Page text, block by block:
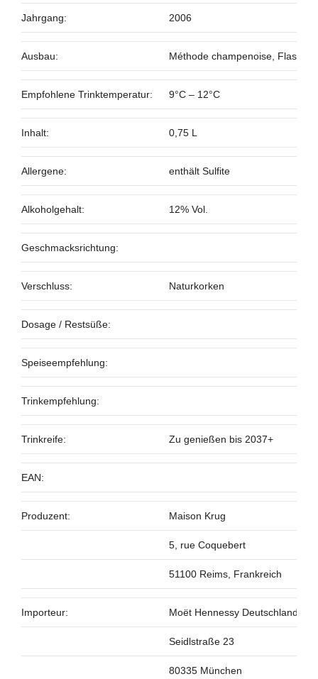
Jahrgang: 2006
Ausbau: Méthode champenoise,
Empfohlene Trinktemperatur: 9°C – 12°C
Inhalt: 0,75 L
Allergene: enthält Sulfite
Alkoholgehalt: 12% Vol.
Geschmacksrichtung:
Verschluss: Naturkorken
Dosage / Restsüße:
Speiseempfehlung:
Trinkempfehlung:
Trinkreife: Zu genießen bis 2037+
EAN:
Produzent: Maison Krug
5, rue Coquebert
51100 Reims, Frankreich
Importeur: Moët Hennessy Deutschland
Seidlstraße 23
80335 München